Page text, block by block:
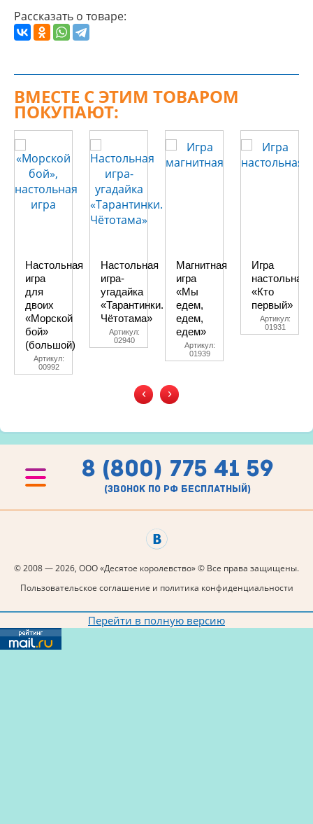
Рассказать о товаре:
ВМЕСТЕ С ЭТИМ ТОВАРОМ
ПОКУПАЮТ:
Настольная
игра
для
двоих
«Морской
бой»
(большой)
Артикул:
00992
Настольная
игра-
угадайка
«Тарантинки.
Чётотама»
Артикул:
02940
Магнитная
игра
«Мы
едем,
едем,
едем»
Артикул:
01939
Игра
настольная
«Кто
первый»
Артикул:
01931
‹ ›
8 (800) 775 41 59
(звонок по рф бесплатный)
© 2008 — 2026, ООО «Десятое королевство» © Все права защищены.
Пользовательское соглашение и политика конфиденциальности
Перейти в полную версию